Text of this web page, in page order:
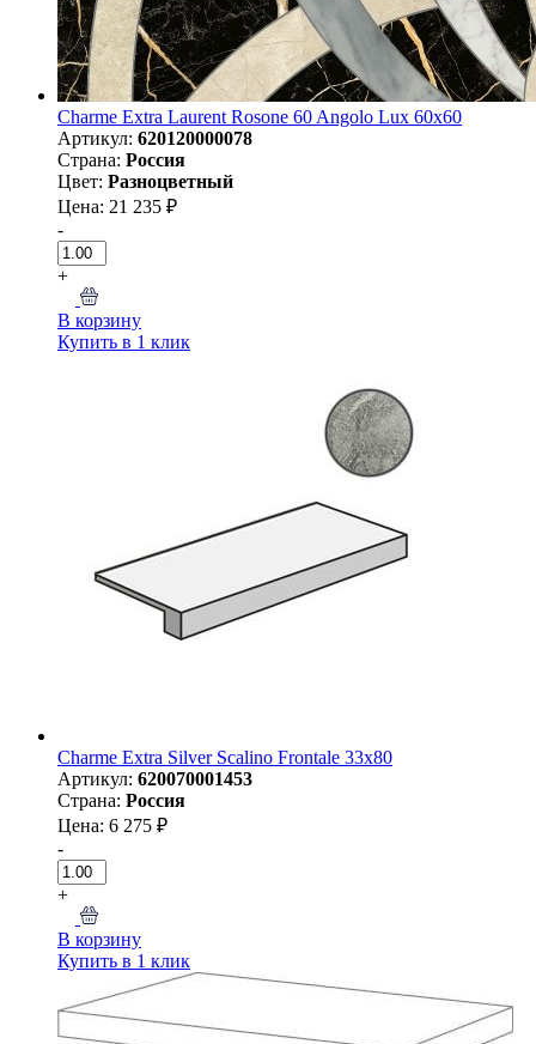
Charme Extra Laurent Rosone 60 Angolo Lux 60х60
Артикул: 620120000078
Страна: Россия
Цвет: Разноцветный
Цена: 21 235 ₽
-
+
В корзину
Купить в 1 клик
Charme Extra Silver Scalino Frontale 33x80
Артикул: 620070001453
Страна: Россия
Цена: 6 275 ₽
-
+
В корзину
Купить в 1 клик